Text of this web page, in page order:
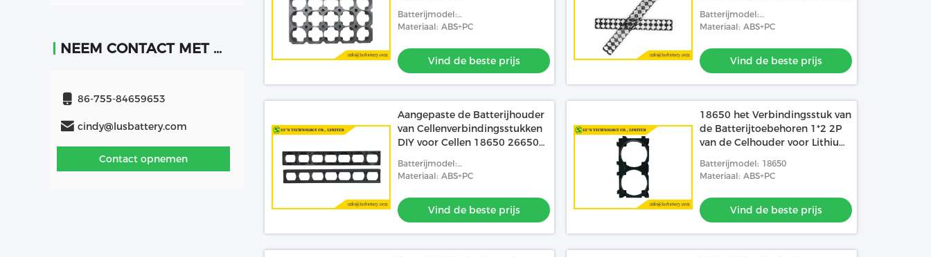
NEEM CONTACT MET ONS OP
86-755-84659653
cindy@lusbattery.com
Contact opnemen
Levensduur
Batterijmodel:
18650/26650/32650/32700/21700
Materiaal: ABS+PC
Vind de beste prijs
Batterijmodel:
18650/26650/32650/32700/21700
Materiaal: ABS+PC
Vind de beste prijs
Aangepaste de Batterijhouder
van Cellenverbindingsstukken
DIY voor Cellen 18650 26650
Batterijmodel:
18650/26650/32650/32700/21700
Materiaal: ABS+PC
Vind de beste prijs
18650 het Verbindingsstuk van
de Batterijtoebehoren 1*2 2P
van de Celhouder voor Lithium
Batterijmodel: 18650
Materiaal: ABS+PC
Vind de beste prijs